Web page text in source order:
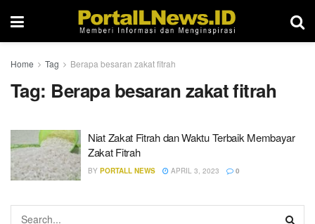
Home Tag Berapa besaran zakat fitrah
Tag: Berapa besaran zakat fitrah
Niat Zakat Fitrah dan Waktu Terbaik Membayar
Zakat Fitrah
BY PORTALL NEWS APRIL 3, 2023 0